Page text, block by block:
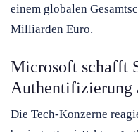
einem globalen
Milliarden Euro.
Microsoft schafft
Authentifizierung
Die Tech-Konzerne